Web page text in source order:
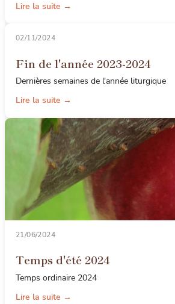
Lire la suite →
02/11/2024
Fin de l'année 2023-2024
Dernières semaines de l'année liturgique
Lire la suite →
21/06/2024
Temps d'été 2024
Temps ordinaire 2024
Lire la suite →